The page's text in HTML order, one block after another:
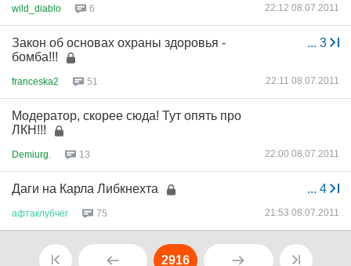
wild_diablo 6 22:12 08.07.2011
... 3
Закон об основах охраны здоровья -
бомба!!!
franceska2 51 22:11 08.07.2011
Модератор, скорее сюда! Тут опять про
ЛКН!!!
Demiurg. 13 22:00 08.07.2011
... 4
Даги на Карла Либкнехта
афтаклубчег 75 21:53 08.07.2011
2916